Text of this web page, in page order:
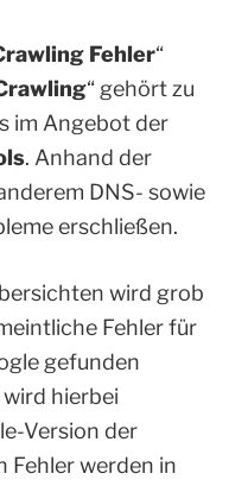
Fehler“
“ gehört zu
im Angebot der
. Anhand der
DNS- sowie
erschließen.
wird grob
Fehler für
gefunden
hierbei
Version der
Fehler werden in